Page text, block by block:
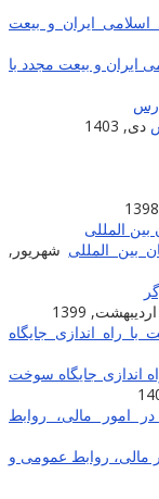
ایران و بیعت مجدد با
دی, 1403
شهریور,
اردیبهشت, 1399
اندازی جایگاه سوخت
مالی، روابط عمومی و